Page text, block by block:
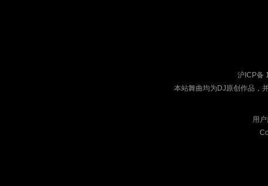
沪ICP备
本站舞曲均为DJ原创作品，
用